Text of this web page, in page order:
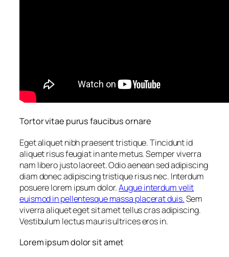
Tortor vitae purus faucibus ornare
Eget aliquet nibh praesent tristique. Tincidunt id
aliquet risus feugiat in ante metus. Semper viverra
nam libero justo laoreet. Odio aenean sed adipiscing
diam donec adipiscing tristique risus nec. Interdum
posuere lorem ipsum dolor.Augue interdum velit
euismod in pellentesque massa placerat duis.Sem
viverra aliquet eget sit amet tellus cras adipiscing.
Vestibulum lectus mauris ultrices eros in.
Lorem ipsum dolor sit amet